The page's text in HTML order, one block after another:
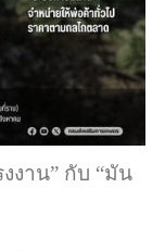
งาน” กับ “มัน